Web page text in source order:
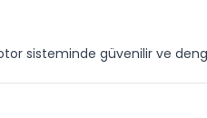
sisteminde güvenilir ve